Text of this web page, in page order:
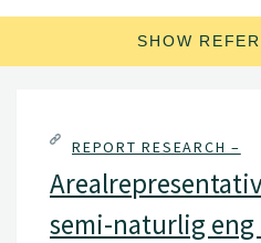
SHOW
REPORT RESEARCH –
semi-naturlig eng